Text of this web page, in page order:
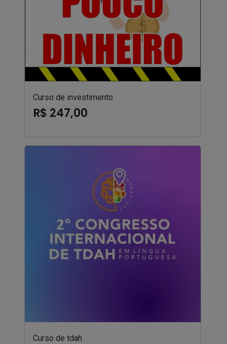
Curso de investimento
R$ 247,00
Curso de tdah